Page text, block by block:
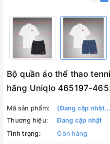
Bộ quần áo thể thao
hãng Uniqlo 465197-
Mã sản phẩm:
(Đang cập
Thương hiệu:
Đang cập nhật
Tình trạng:
Còn hàng